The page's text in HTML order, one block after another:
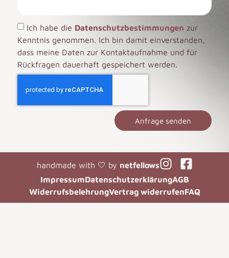
Ich habe die Datenschutzbestimmungen zur
Kenntnis genommen. Ich bin damit einverstanden,
dass meine Daten zur Kontaktaufnahme und für
Rückfragen dauerhaft gespeichert werden.
Anfrage senden
handmade with 🤍 by netfellows
ImpressumDatenschutzerklärungAGB
WiderrufsbelehrungVertrag widerrufenFAQ